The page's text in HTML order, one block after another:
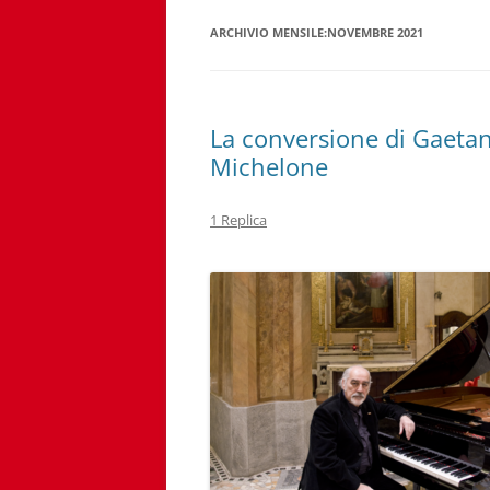
ARCHIVIO MENSILE:NOVEMBRE 2021
La conversione di
Michelone
1 Replica